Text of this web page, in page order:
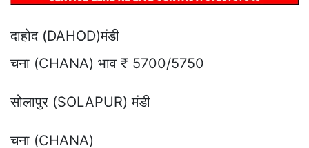
दाहोद (DAHOD)मंडी
चना (CHANA) भाव ₹ 5700/5750
सोलापुर (SOLAPUR) मंडी
चना (CHANA)